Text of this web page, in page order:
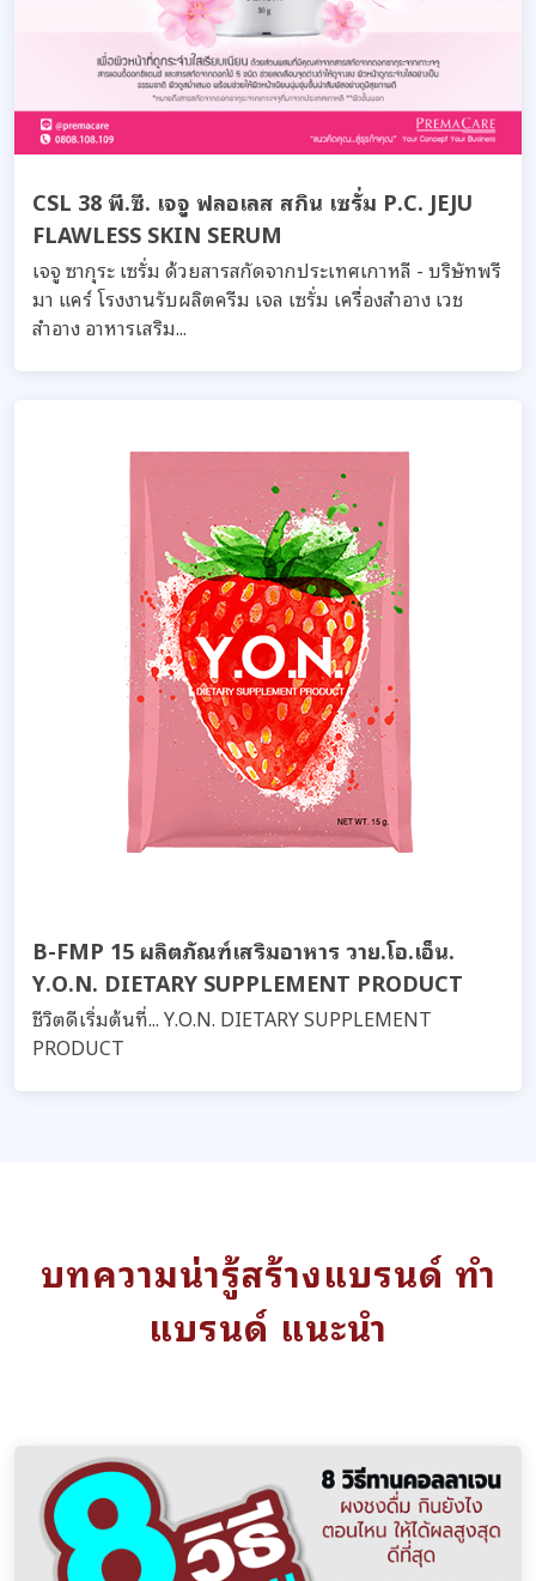
CSL 38 พี.ซี. เจจู ฟลอเลส สกิน เซรั่ม P.C. JEJU
FLAWLESS SKIN SERUM
เจจู ซากุระ เซรั่ม ด้วยสารสกัดจากประเทศเกาหลี - บริษัทพรี
มา แคร์ โรงงานรับผลิตครีม เจล เซรั่ม เครื่องสำอาง เวช
สำอาง อาหารเสริม...
B-FMP 15 ผลิตภัณฑ์เสริมอาหาร วาย.โอ.เอ็น.
Y.O.N. DIETARY SUPPLEMENT PRODUCT
ชีวิตดีเริ่มต้นที่... Y.O.N. DIETARY SUPPLEMENT
PRODUCT
บทความน่ารู้สร้างแบรนด์ ทำ
แบรนด์ แนะนำ